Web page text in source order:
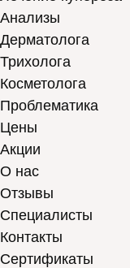
Анализы
Дерматолога
Трихолога
Косметолога
Проблематика
Цены
Акции
О нас
Отзывы
Cпециалисты
Контакты
Сертификаты